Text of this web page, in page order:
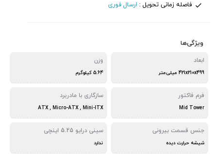
فاصله زمانی تحویل : ارسال فوری
ویژگی‌ها
ابعاد
421x210x499 میلی‌متر
وزن
5.64 کیلوگرم
فرم فاکتور
Mid Tower
سازگاری با مادربرد
ATX , Micro-ATX , Mini-ITX
جنس قسمت بیرونی
شیشه حرارت دیده
سینی درایو 5.25 اینچی
ندارد